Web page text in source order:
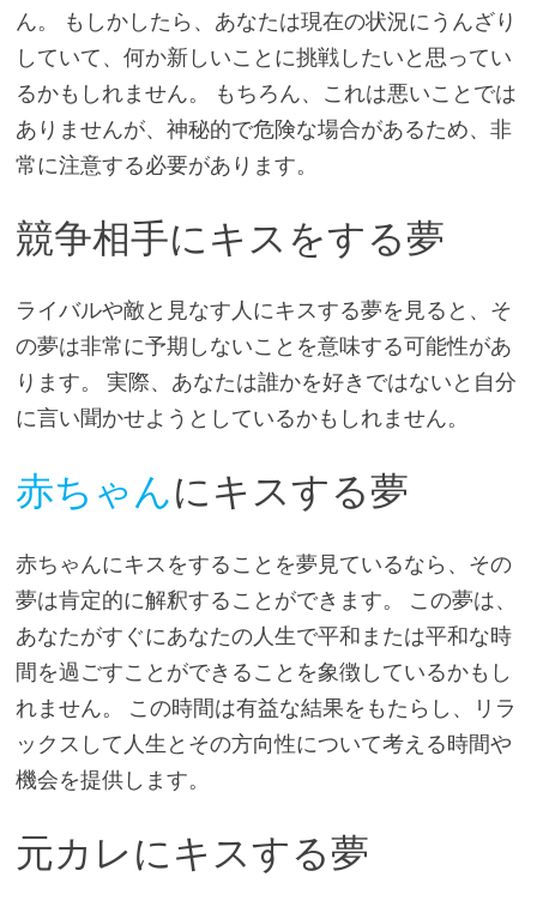
ん。 もしかしたら、あなたは現在の状況にうんざり
していて、何か新しいことに挑戦したいと思ってい
るかもしれません。 もちろん、これは悪いことでは
ありませんが、神秘的で危険な場合があるため、非
常に注意する必要があります。
競争相手にキスをする夢
ライバルや敵と見なす人にキスする夢を見ると、そ
の夢は非常に予期しないことを意味する可能性があ
ります。 実際、あなたは誰かを好きではないと自分
に言い聞かせようとしているかもしれません。
赤ちゃんにキスする夢
赤ちゃんにキスをすることを夢見ているなら、その
夢は肯定的に解釈することができます。 この夢は、
あなたがすぐにあなたの人生で平和または平和な時
間を過ごすことができることを象徴しているかもし
れません。 この時間は有益な結果をもたらし、リラ
ックスして人生とその方向性について考える時間や
機会を提供します。
元カレにキスする夢